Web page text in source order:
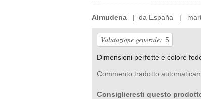
Almudena | da España |
Valutazione generale: 5
Dimensioni perfette e colore
Commento tradotto
Consiglieresti questo